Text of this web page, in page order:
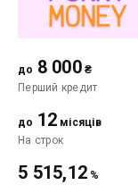
до 8 000 ₴
Перший кредит
до 12 місяців
На строк
5 515,12 %